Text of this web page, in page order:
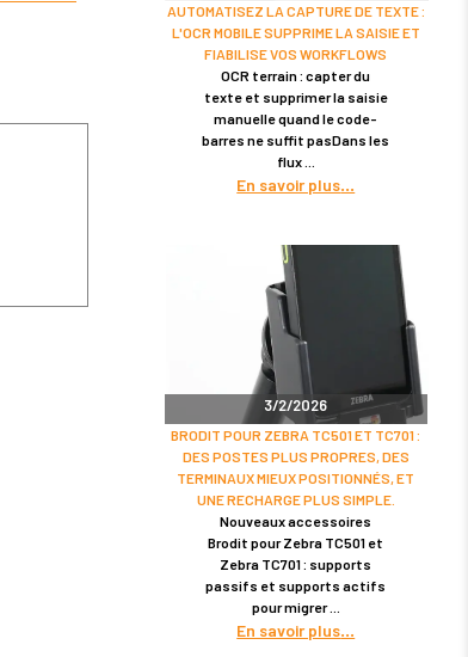
AUTOMATISEZ LA CAPTURE DE TEXTE :
L'OCR MOBILE SUPPRIME LA SAISIE ET
FIABILISE VOS WORKFLOWS
OCR terrain : capter du
texte et supprimer la saisie
manuelle quand le code-
barres ne suffit pasDans les
flux
En savoir plus
3/2/2026
BRODIT POUR ZEBRA TC501 ET TC701 :
DES POSTES PLUS PROPRES, DES
TERMINAUX MIEUX POSITIONNÉS, ET
UNE RECHARGE PLUS SIMPLE.
Nouveaux accessoires
Brodit pour Zebra TC501 et
Zebra TC701 : supports
passifs et supports actifs
pour migrer
En savoir plus